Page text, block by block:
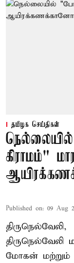
தமிழக செய்திகள்
கிராமம்"
Published on: 09 Aug
திருநெல்வேலி,
திருநெல்வேலி
மோகன் மற்றும்